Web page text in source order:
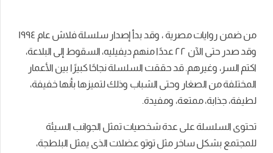
من ضمن روايات مصرية ، وقد بدأ إصدار سلسلة فلاش عام ١٩٩٤
وقد صدر حتى الآن ٢٢ عددًا منهم ديفيليه، السقوط إلى البلاعة،
اكتم السر، وغيرهم. قد حققت السلسلة نجاحًا كبيرًا بين الأعمار
المختلفة من الصغار وحتى الشباب وذلك لتميزها بأنها خفيفة،
لطيفة، جذابة، ممتعة، ومفيدة.
تحتوى السلسلة على عدة شخصيات تمثل الجوانب السيئة
للمجتمع بشكل ساخر مثل توتو عضلات الذى يمثل البلطجة،